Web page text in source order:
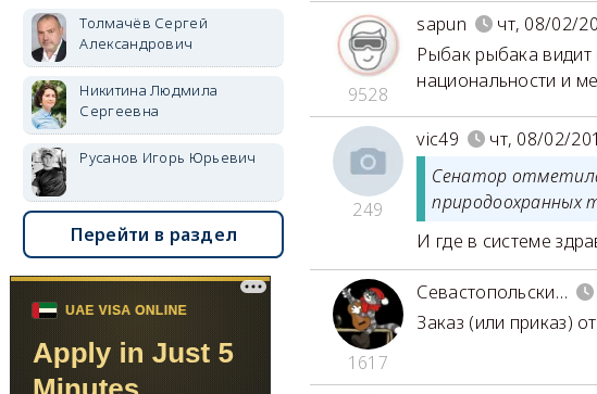
9528
sapun
чт, 08/02/
Рыбак рыбака
национальности и
249
vic49
чт, 08/02/
Сенатор
природоохранных
И где в системе
1617
Севастопольски…
Заказ (или приказ)
Толмачёв Сергей
Александрович
Никитина Людмила
Сергеевна
Русанов Игорь Юрьевич
Перейти в раздел